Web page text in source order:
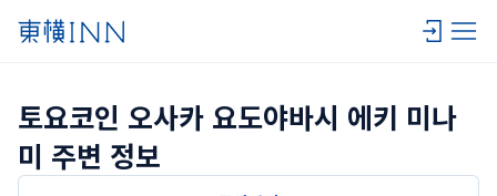
토요코인 오사카 요도야바시 에키 미나
미 주변 정보